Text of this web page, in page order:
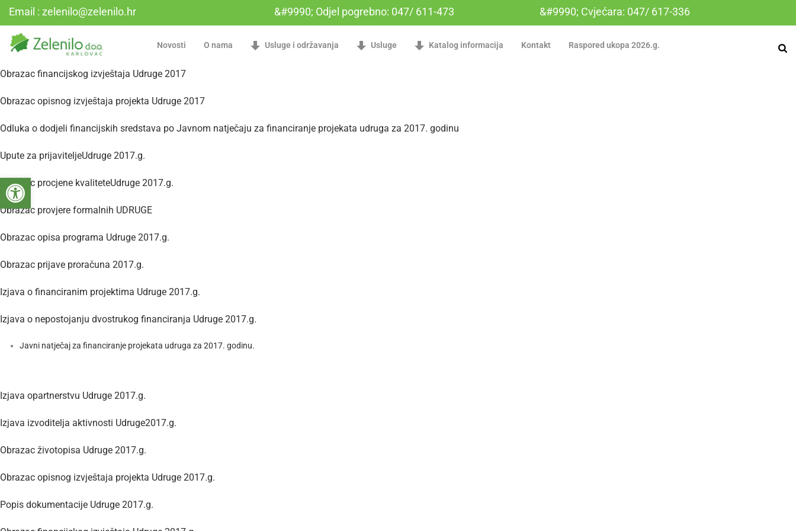
Open toolbar
Email : zelenilo@zelenilo.hr &#9990; Odjel pogrebno: 047/ 611-473 &#9990; Cvjećara: 047/ 617-336
Novosti O nama Usluge i održavanja Usluge Katalog informacija Kontakt Raspored ukopa 2026.g.
Obrazac financijskog izvještaja Udruge 2017
Obrazac opisnog izvještaja projekta Udruge 2017
Odluka o dodjeli financijskih sredstava po Javnom natječaju za financiranje projekata udruga za 2017. godinu
Upute za prijaviteljeUdruge 2017.g.
Obrazac procjene kvaliteteUdruge 2017.g.
Obrazac provjere formalnih UDRUGE
Obrazac opisa programa Udruge 2017.g.
Obrazac prijave proračuna 2017.g.
Izjava o financiranim projektima Udruge 2017.g.
Izjava o nepostojanju dvostrukog financiranja Udruge 2017.g.
Javni natječaj za financiranje projekata udruga za 2017. godinu.
Izjava opartnerstvu Udruge 2017.g.
Izjava izvoditelja aktivnosti Udruge2017.g.
Obrazac životopisa Udruge 2017.g.
Obrazac opisnog izvještaja projekta Udruge 2017.g.
Popis dokumentacije Udruge 2017.g.